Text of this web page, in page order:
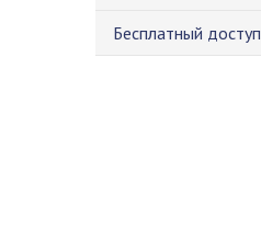
Бесплатный доступ